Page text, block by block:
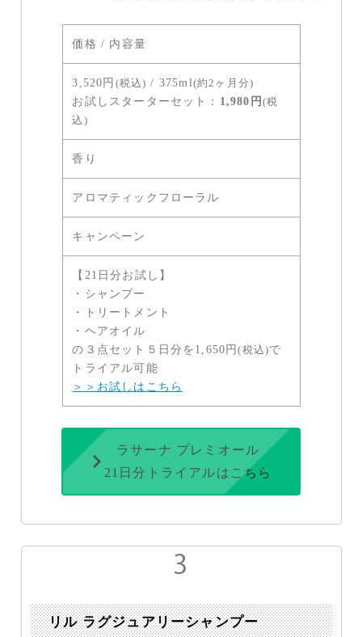
価格 / 内容量
3,520円 (税込) / 375ml (約2ヶ月分)
お試しスターターセット： 1,980円 (税
込)
香り
アロマティックフローラル
キャンペーン
【21日分お試し】
・シャンプー
・トリートメント
・ヘアオイル
の３点セット５日分を1,650円(税込)で
トライアル可能
＞＞お試しはこちら
ラサーナ プレミオール
21日分トライアルはこちら
リル ラグジュアリーシャンプー